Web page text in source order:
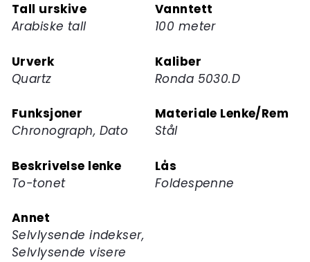
Tall urskive
Arabiske tall
Vanntett
100 meter
Urverk
Quartz
Kaliber
Ronda 5030.D
Funksjoner
Chronograph, Dato
Materiale Lenke/Rem
Stål
Beskrivelse lenke
To-tonet
Lås
Foldespenne
Annet
Selvlysende indekser,
Selvlysende visere